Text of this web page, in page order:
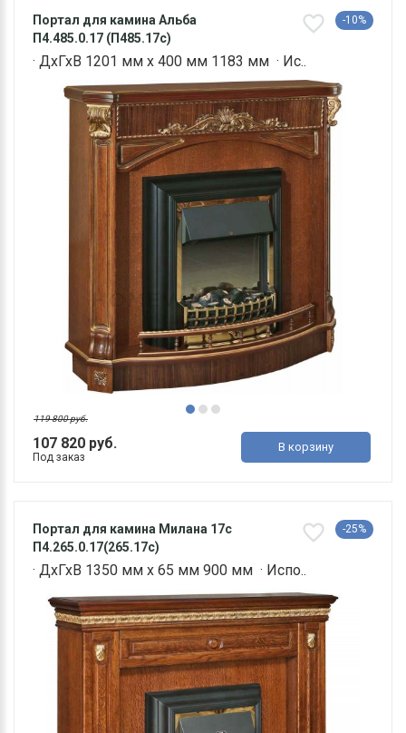
Портал для камина Альба
П4.485.0.17 (П485.17с)
-10%
· ДхГхВ 1201 мм х 400 мм 1183 мм · Ис..
107 820 руб.
119 800 руб.
Под заказ
В корзину
Портал для камина Милана 17с
П4.265.0.17(265.17с)
-25%
· ДхГхВ 1350 мм х 65 мм 900 мм · Испо..